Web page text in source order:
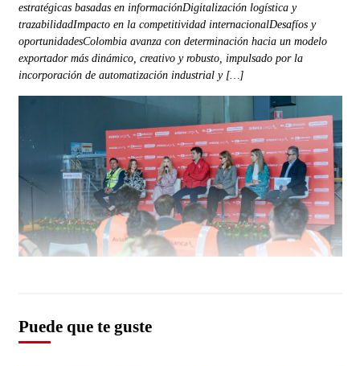
estratégicas basadas en informaciónDigitalización logística y
trazabilidadImpacto en la competitividad internacionalDesafíos y
oportunidadesColombia avanza con determinación hacia un modelo
exportador más dinámico, creativo y robusto, impulsado por la
incorporación de automatización industrial y […]
Puede que te guste